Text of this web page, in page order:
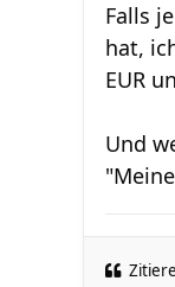
Falls
hat,
EUR
Und